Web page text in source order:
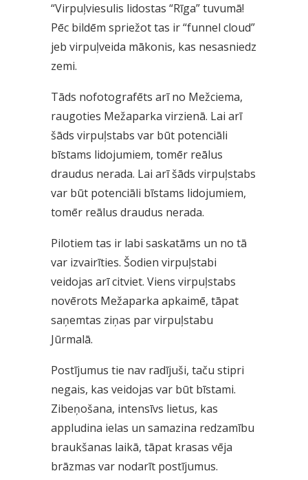
“Virpuļviesulis lidostas “Rīga” tuvumā!
Pēc bildēm spriežot tas ir “funnel cloud”
jeb virpuļveida mākonis, kas nesasniedz
zemi.
Tāds nofotografēts arī no Mežciema,
raugoties Mežaparka virzienā. Lai arī
šāds virpuļstabs var būt potenciāli
bīstams lidojumiem, tomēr reālus
draudus nerada. Lai arī šāds virpuļstabs
var būt potenciāli bīstams lidojumiem,
tomēr reālus draudus nerada.
Pilotiem tas ir labi saskatāms un no tā
var izvairīties. Šodien virpuļstabi
veidojas arī citviet. Viens virpuļstabs
novērots Mežaparka apkaimē, tāpat
saņemtas ziņas par virpuļstabu
Jūrmalā.
Postījumus tie nav radījuši, taču stipri
negais, kas veidojas var būt bīstami.
Zibeņošana, intensīvs lietus, kas
appludina ielas un samazina redzamību
braukšanas laikā, tāpat krasas vēja
brāzmas var nodarīt postījumus.